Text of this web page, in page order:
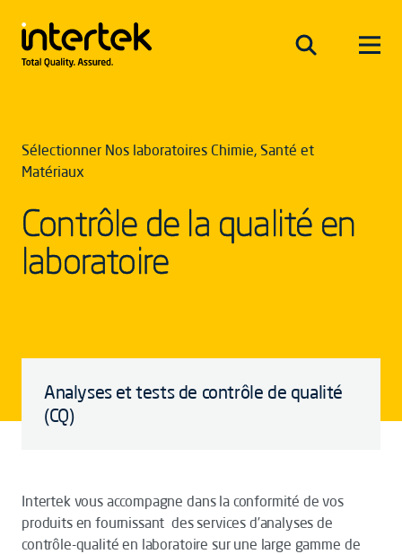
Sélectionner Nos laboratoires Chimie, Santé et
Matériaux
Contrôle de la qualité en
laboratoire
Analyses et tests de contrôle de qualité
(CQ)
Intertek vous accompagne dans la conformité de vos
produits en fournissant des services d’analyses de
contrôle-qualité en laboratoire sur une large gamme de